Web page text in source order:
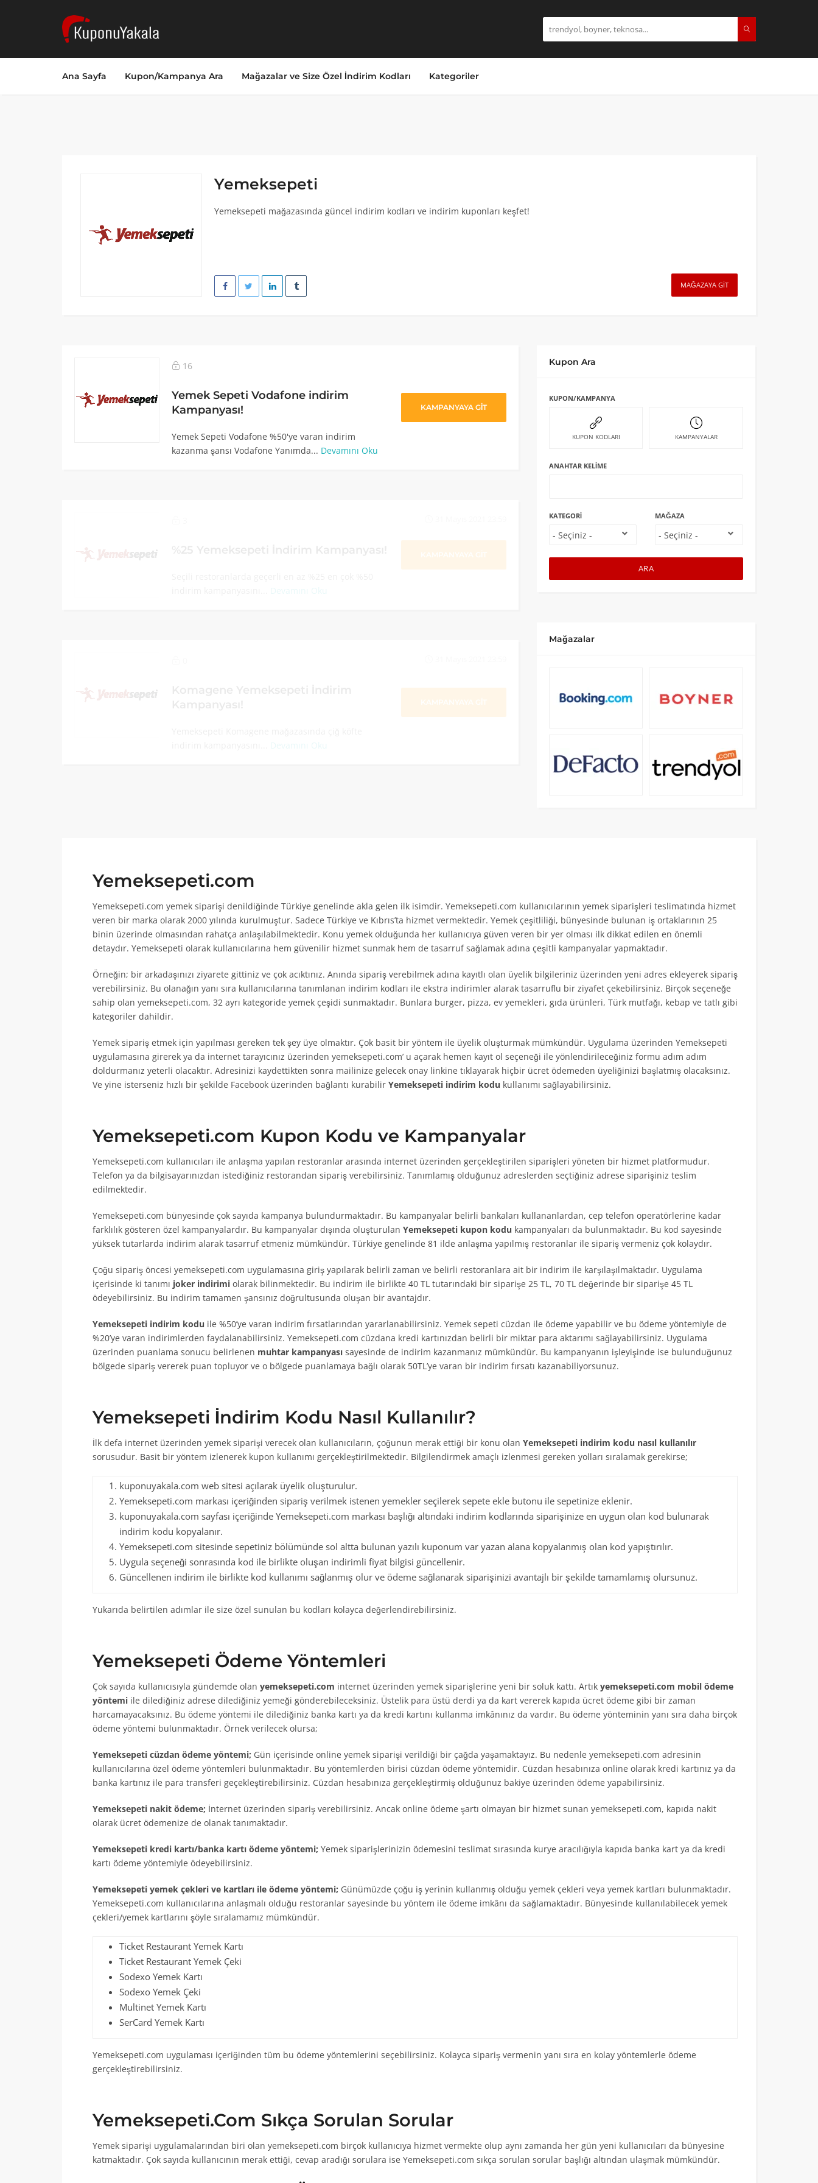
Ana Sayfa Kupon/Kampanya Ara Mağazalar ve Size Özel İndirim Kodları Kategoriler
Yemeksepeti
Yemeksepeti mağazasında güncel indirim kodları ve indirim kuponları keşfet!
MAĞAZAYA GIT
16
Yemek Sepeti Vodafone indirim
Kampanyası!
Yemek Sepeti Vodafone %50'ye varan indirim
kazanma şansı Vodafone Yanımda... Devamını Oku
KAMPANYAYA GİT
Kupon Ara
KUPON/KAMPANYA
KUPON KODLARI KAMPANYALAR
ANAHTAR KELIME
KATEGORI MAĞAZA
ARA
Mağazalar
Yemeksepeti.com
Yemeksepeti.com yemek siparişi denildiğinde Türkiye genelinde akla gelen ilk isimdir. Yemeksepeti.com kullanıcılarının yemek siparişleri teslimatında hizmet
veren bir marka olarak 2000 yılında kurulmuştur. Sadece Türkiye ve Kıbrıs’ta hizmet vermektedir. Yemek çeşitliliği, bünyesinde bulunan iş ortaklarının 25
binin üzerinde olmasından rahatça anlaşılabilmektedir. Konu yemek olduğunda her kullanıcıya güven veren bir yer olması ilk dikkat edilen en önemli
detaydır. Yemeksepeti olarak kullanıcılarına hem güvenilir hizmet sunmak hem de tasarruf sağlamak adına çeşitli kampanyalar yapmaktadır.
Örneğin; bir arkadaşınızı ziyarete gittiniz ve çok acıktınız. Anında sipariş verebilmek adına kayıtlı olan üyelik bilgileriniz üzerinden yeni adres ekleyerek sipariş
verebilirsiniz. Bu olanağın yanı sıra kullanıcılarına tanımlanan indirim kodları ile ekstra indirimler alarak tasarruflu bir ziyafet çekebilirsiniz. Birçok seçeneğe
sahip olan yemeksepeti.com, 32 ayrı kategoride yemek çeşidi sunmaktadır. Bunlara burger, pizza, ev yemekleri, gıda ürünleri, Türk mutfağı, kebap ve tatlı gibi
kategoriler dahildir.
Yemek sipariş etmek için yapılması gereken tek şey üye olmaktır. Çok basit bir yöntem ile üyelik oluşturmak mümkündür. Uygulama üzerinden Yemeksepeti
uygulamasına girerek ya da internet tarayıcınız üzerinden yemeksepeti.com’ u açarak hemen kayıt ol seçeneği ile yönlendirileceğiniz formu adım adım
doldurmanız yeterli olacaktır. Adresinizi kaydettikten sonra mailinize gelecek onay linkine tıklayarak hiçbir ücret ödemeden üyeliğinizi başlatmış olacaksınız.
Ve yine isterseniz hızlı bir şekilde Facebook üzerinden bağlantı kurabilir Yemeksepeti indirim kodu kullanımı sağlayabilirsiniz.
Yemeksepeti.com Kupon Kodu ve Kampanyalar
Yemeksepeti.com kullanıcıları ile anlaşma yapılan restoranlar arasında internet üzerinden gerçekleştirilen siparişleri yöneten bir hizmet platformudur.
Telefon ya da bilgisayarınızdan istediğiniz restorandan sipariş verebilirsiniz. Tanımlamış olduğunuz adreslerden seçtiğiniz adrese siparişiniz teslim
edilmektedir.
Yemeksepeti.com bünyesinde çok sayıda kampanya bulundurmaktadır. Bu kampanyalar belirli bankaları kullananlardan, cep telefon operatörlerine kadar
farklılık gösteren özel kampanyalardır. Bu kampanyalar dışında oluşturulan Yemeksepeti kupon kodu kampanyaları da bulunmaktadır. Bu kod sayesinde
yüksek tutarlarda indirim alarak tasarruf etmeniz mümkündür. Türkiye genelinde 81 ilde anlaşma yapılmış restoranlar ile sipariş vermeniz çok kolaydır.
Çoğu sipariş öncesi yemeksepeti.com uygulamasına giriş yapılarak belirli zaman ve belirli restoranlara ait bir indirim ile karşılaşılmaktadır. Uygulama
içerisinde ki tanımı joker indirimi olarak bilinmektedir. Bu indirim ile birlikte 40 TL tutarındaki bir siparişe 25 TL, 70 TL değerinde bir siparişe 45 TL
ödeyebilirsiniz. Bu indirim tamamen şansınız doğrultusunda oluşan bir avantajdır.
Yemeksepeti indirim kodu ile %50’ye varan indirim fırsatlarından yararlanabilirsiniz. Yemek sepeti cüzdan ile ödeme yapabilir ve bu ödeme yöntemiyle de
%20’ye varan indirimlerden faydalanabilirsiniz. Yemeksepeti.com cüzdana kredi kartınızdan belirli bir miktar para aktarımı sağlayabilirsiniz. Uygulama
üzerinden puanlama sonucu belirlenen muhtar kampanyası sayesinde de indirim kazanmanız mümkündür. Bu kampanyanın işleyişinde ise bulunduğunuz
bölgede sipariş vererek puan topluyor ve o bölgede puanlamaya bağlı olarak 50TL’ye varan bir indirim fırsatı kazanabiliyorsunuz.
Yemeksepeti İndirim Kodu Nasıl Kullanılır?
İlk defa internet üzerinden yemek siparişi verecek olan kullanıcıların, çoğunun merak ettiği bir konu olan Yemeksepeti indirim kodu nasıl kullanılır
sorusudur. Basit bir yöntem izlenerek kupon kullanımı gerçekleştirilmektedir. Bilgilendirmek amaçlı izlenmesi gereken yolları sıralamak gerekirse;
kuponuyakala.com web sitesi açılarak üyelik oluşturulur.
Yemeksepeti.com markası içeriğinden sipariş verilmek istenen yemekler seçilerek sepete ekle butonu ile sepetinize eklenir.
kuponuyakala.com sayfası içeriğinde Yemeksepeti.com markası başlığı altındaki indirim kodlarında siparişinize en uygun olan kod bulunarak
indirim kodu kopyalanır.
Yemeksepeti.com sitesinde sepetiniz bölümünde sol altta bulunan yazılı kuponum var yazan alana kopyalanmış olan kod yapıştırılır.
Uygula seçeneği sonrasında kod ile birlikte oluşan indirimli fiyat bilgisi güncellenir.
Güncellenen indirim ile birlikte kod kullanımı sağlanmış olur ve ödeme sağlanarak siparişinizi avantajlı bir şekilde tamamlamış olursunuz.
Yukarıda belirtilen adımlar ile size özel sunulan bu kodları kolayca değerlendirebilirsiniz.
Yemeksepeti Ödeme Yöntemleri
Çok sayıda kullanıcısıyla gündemde olan yemeksepeti.com internet üzerinden yemek siparişlerine yeni bir soluk kattı. Artık yemeksepeti.com mobil ödeme
yöntemi ile dilediğiniz adrese dilediğiniz yemeği gönderebileceksiniz. Üstelik para üstü derdi ya da kart vererek kapıda ücret ödeme gibi bir zaman
harcamayacaksınız. Bu ödeme yöntemi ile dilediğiniz banka kartı ya da kredi kartını kullanma imkânınız da vardır. Bu ödeme yönteminin yanı sıra daha birçok
ödeme yöntemi bulunmaktadır. Örnek verilecek olursa;
Yemeksepeti cüzdan ödeme yöntemi; Gün içerisinde online yemek siparişi verildiği bir çağda yaşamaktayız. Bu nedenle yemeksepeti.com adresinin
kullanıcılarına özel ödeme yöntemleri bulunmaktadır. Bu yöntemlerden birisi cüzdan ödeme yöntemidir. Cüzdan hesabınıza online olarak kredi kartınız ya da
banka kartınız ile para transferi geçekleştirebilirsiniz. Cüzdan hesabınıza gerçekleştirmiş olduğunuz bakiye üzerinden ödeme yapabilirsiniz.
Yemeksepeti nakit ödeme; İnternet üzerinden sipariş verebilirsiniz. Ancak online ödeme şartı olmayan bir hizmet sunan yemeksepeti.com, kapıda nakit
olarak ücret ödemenize de olanak tanımaktadır.
Yemeksepeti kredi kartı/banka kartı ödeme yöntemi; Yemek siparişlerinizin ödemesini teslimat sırasında kurye aracılığıyla kapıda banka kart ya da kredi
kartı ödeme yöntemiyle ödeyebilirsiniz.
Yemeksepeti yemek çekleri ve kartları ile ödeme yöntemi; Günümüzde çoğu iş yerinin kullanmış olduğu yemek çekleri veya yemek kartları bulunmaktadır.
Yemeksepeti.com kullanıcılarına anlaşmalı olduğu restoranlar sayesinde bu yöntem ile ödeme imkânı da sağlamaktadır. Bünyesinde kullanılabilecek yemek
çekleri/yemek kartlarını şöyle sıralamamız mümkündür.
Ticket Restaurant Yemek Kartı
Ticket Restaurant Yemek Çeki
Sodexo Yemek Kartı
Sodexo Yemek Çeki
Multinet Yemek Kartı
SerCard Yemek Kartı
Yemeksepeti.com uygulaması içeriğinden tüm bu ödeme yöntemlerini seçebilirsiniz. Kolayca sipariş vermenin yanı sıra en kolay yöntemlerle ödeme
gerçekleştirebilirsiniz.
Yemeksepeti.Com Sıkça Sorulan Sorular
Yemek siparişi uygulamalarından biri olan yemeksepeti.com birçok kullanıcıya hizmet vermekte olup aynı zamanda her gün yeni kullanıcıları da bünyesine
katmaktadır. Çok sayıda kullanıcının merak ettiği, cevap aradığı sorulara ise Yemeksepeti.com sıkça sorulan sorular başlığı altından ulaşmak mümkündür.